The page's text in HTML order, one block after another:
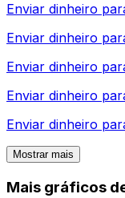
Enviar dinheiro
Enviar dinheiro
Enviar dinheiro
Enviar dinheiro
Enviar dinheiro
Mostrar mais
Mais gráficos